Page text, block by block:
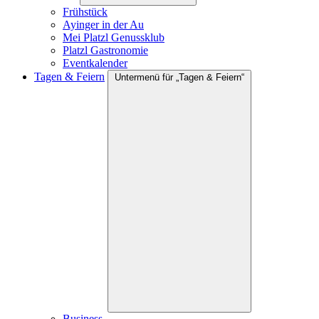
Frühstück
Ayinger in der Au
Mei Platzl Genussklub
Platzl Gastronomie
Eventkalender
Tagen & Feiern
Untermenü für „Tagen & Feiern“